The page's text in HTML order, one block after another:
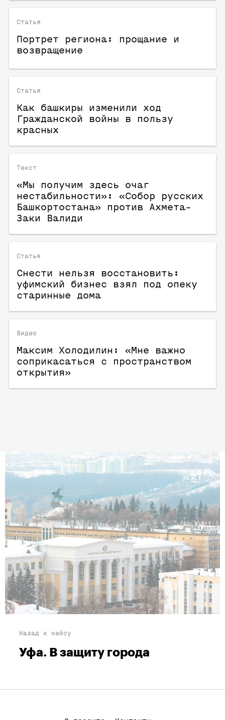
Статья
Портрет региона: прощание и
возвращение
Статья
Как башкиры изменили ход
Гражданской войны в пользу
красных
Текст
«Мы получим здесь очаг
нестабильности»: «Собор русских
Башкортостана» против Ахмета-
Заки Валиди
Статья
Снести нельзя восстановить:
уфимский бизнес взял под опеку
старинные дома
Видео
Максим Холодилин: «‎Мне важно
соприкасаться с пространством
открытия»
Назад к кейсу
Уфа. В защиту города